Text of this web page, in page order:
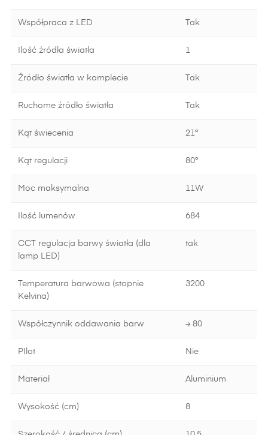
Współpraca z LED Tak
Ilość źródła światła 1
Źródło światła w komplecie Tak
Ruchome źródło światła Tak
Kąt świecenia 21°
Kąt regulacji 80°
Moc maksymalna 11W
Ilość lumenów 684
CCT regulacja barwy światła (dla
lamp LED)
tak
Temperatura barwowa (stopnie
Kelvina)
3200
Współczynnik oddawania barw ≥ 80
PIlot Nie
Materiał Aluminium
Wysokość (cm) 8